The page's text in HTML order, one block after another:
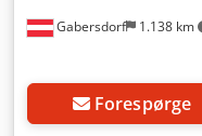
Gabersdorf 1.138 km
Forespørge